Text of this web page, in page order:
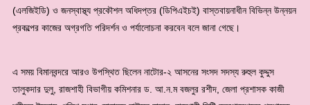
(এলজিইডি) ও জনস্বাস্থ্য প্রকৌশল অধিদপ্তর (ডিপিএইচই) বাস্তবায়নাধীন বিভিন্ন উন্নয়ন
প্রকল্পের কাজের অগ্রগতি পরিদর্শন ও পর্যালোচনা করবেন বলে জানা গেছে।
এ সময় বিমানবন্দরে আরও উপস্থিত ছিলেন নাটোর-২ আসনের সংসদ সদস্য রুহুল কুদ্দুস
তালুকদার দুলু, রাজশাহী বিভাগীয় কমিশনার ড. আ.ন.ম বজলুর রশীদ, জেলা প্রশাসক কাজী